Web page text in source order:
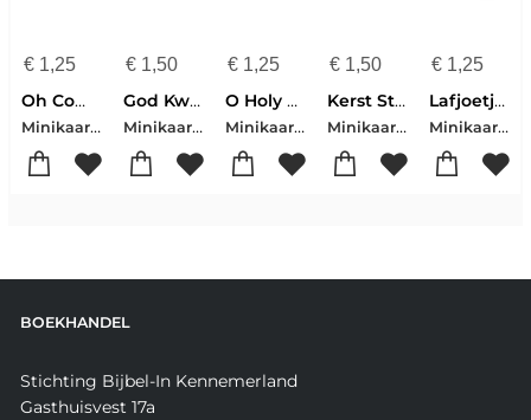
€1,25
Oh Come Let Us Adore Him
Minikaart, Christelijke Kerst
€1,50
God Kwam Onder Ons Goudfolie
Minikaart, Christelijke Kerst
€ 1,25
O Holy Night
Minikaart, Christelijke Kerst
€ 1,50
Kerst Stille Nacht Heilige Nacht
Minikaart, Christelijke Kerst
€ 1,25
Lafjoetjes
Minikaart, Christelijke Kerst
BOEKHANDEL
Stichting Bijbel-In Kennemerland
Gasthuisvest 17a